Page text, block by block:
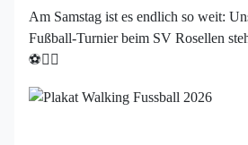
Am Samstag ist es endlich so weit:
Fußball-Turnier beim SV Rosellen
⚽🚶‍♂️